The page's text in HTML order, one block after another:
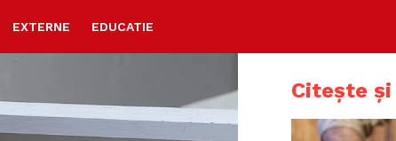
EXTERNE EDUCATIE
Citește și